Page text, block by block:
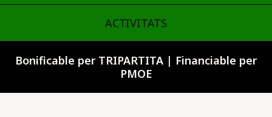
ACTIVITATS
Bonificable per TRIPARTITA | Financiable per
PMOE